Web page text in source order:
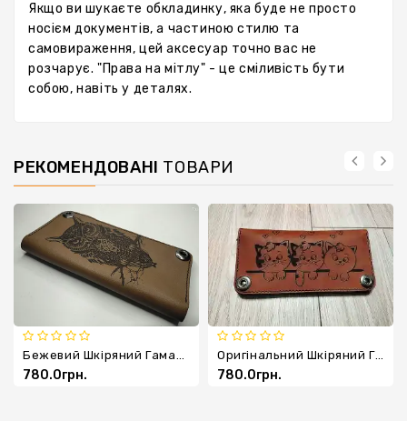
Якщо ви шукаєте обкладинку, яка буде не просто
носієм документів, а частиною стилю та
самовираження, цей аксесуар точно вас не
розчарує. "Права на мітлу" - це сміливість бути
собою, навіть у деталях.
РЕКОМЕНДОВАНІ ТОВАРИ
780.0грн.
Оригінальний Шкіряний Гаманець З Кошенятами
780.0грн.